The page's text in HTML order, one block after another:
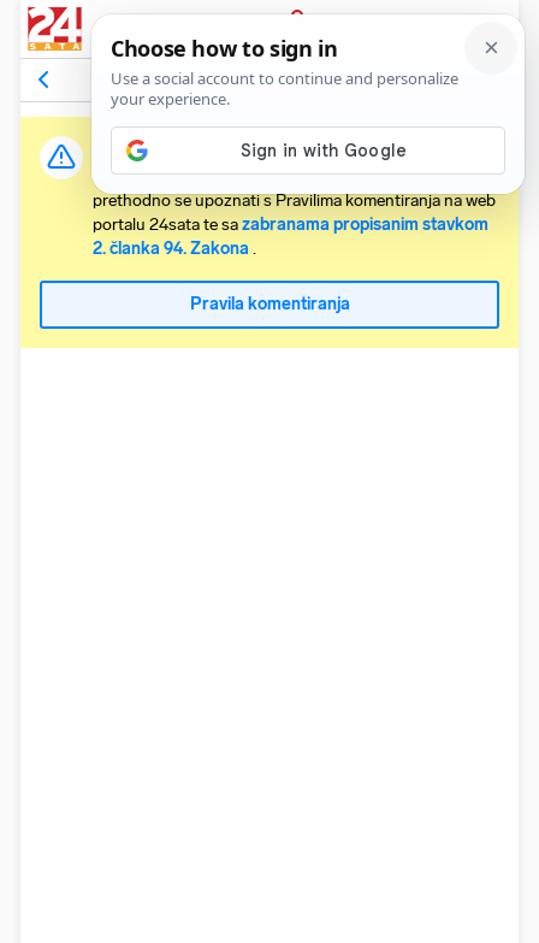
PRIJAVA
Komentari112 Relevantni
Važna obavijest:
Svaki korisnik koji želi komentirati članke obvezan je
prethodno se upoznati s Pravilima komentiranja na web
portalu 24sata te sazabranama propisanim stavkom
2. članka 94. Zakona .
Pravila komentiranja